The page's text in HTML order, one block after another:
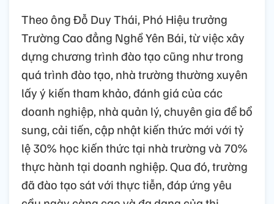
Theo ông Đỗ Duy Thái, Phó Hiệu trưởng
Trường Cao đẳng Nghề Yên Bái, từ việc xây
dựng chương trình đào tạo cũng như trong
quá trình đào tạo, nhà trường thường xuyên
lấy ý kiến tham khảo, đánh giá của các
doanh nghiệp, nhà quản lý, chuyên gia để bổ
sung, cải tiến, cập nhật kiến thức mới với tỷ
lệ 30% học kiến thức tại nhà trường và 70%
thực hành tại doanh nghiệp. Qua đó, trường
đã đào tạo sát với thực tiễn, đáp ứng yêu